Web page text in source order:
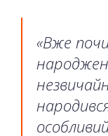
«Вже